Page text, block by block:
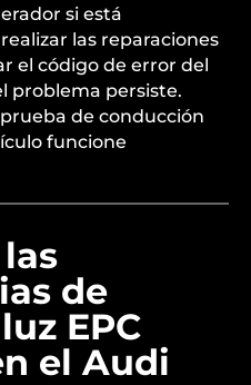
si está
las reparaciones
el código de error del
problema persiste.
de conducción
funcione
de
EPC
el Audi